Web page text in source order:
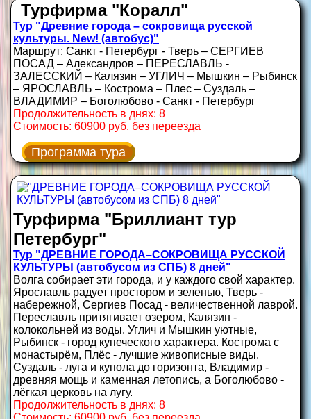
Турфирма "Коралл"
Тур "Древние города – сокровища русской
культуры. New! (автобус)"
Маршрут: Санкт - Петербург - Тверь – СЕРГИЕВ
ПОСАД – Александров – ПЕРЕСЛАВЛЬ -
ЗАЛЕССКИЙ – Калязин – УГЛИЧ – Мышкин – Рыбинск
– ЯРОСЛАВЛЬ – Кострома – Плес – Суздаль –
ВЛАДИМИР – Боголюбово - Санкт - Петербург
Продолжительность в днях: 8
Стоимость: 60900 руб. без переезда
Программа тура
Турфирма "Бриллиант тур
Петербург"
Тур "ДРЕВНИЕ ГОРОДА–СОКРОВИЩА РУССКОЙ
КУЛЬТУРЫ (автобусом из СПБ) 8 дней"
Волга собирает эти города, и у каждого свой характер.
Ярославль радует простором и зеленью, Тверь -
набережной, Сергиев Посад - величественной лаврой.
Переславль притягивает озером, Калязин -
колокольней из воды. Углич и Мышкин уютные,
Рыбинск - город купеческого характера. Кострома с
монастырём, Плёс - лучшие живописные виды.
Суздаль - луга и купола до горизонта, Владимир -
древняя мощь и каменная летопись, а Боголюбово -
лёгкая церковь на лугу.
Продолжительность в днях: 8